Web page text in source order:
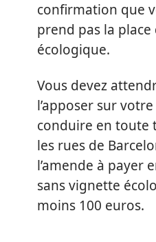
confirmation que
prend pas la
écologique.
Vous devez
l’apposer sur
conduire en toute
les rues de
l’amende à payer
sans vignette
moins 100 euros.